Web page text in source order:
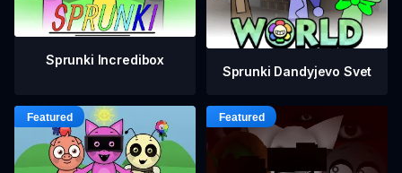
Sprunki Incredibox
Sprunki Dandyjevo Svet